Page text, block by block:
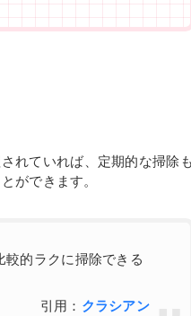
れていれば、定期的な掃除も
ができます。
的ラクに掃除できる
引用： クラシアン